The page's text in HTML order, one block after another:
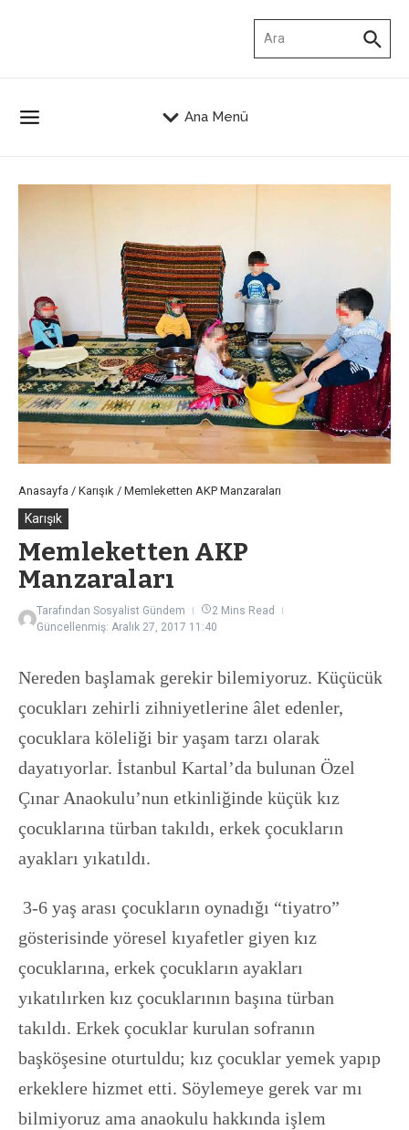
Ana Menü
Anasayfa / Karışık / Memleketten AKP Manzaraları
Karışık
Memleketten AKP
Manzaraları
Tarafından Sosyalist Gündem
2 Mins Read
Güncellenmiş: Aralık 27, 2017 11:40
Nereden başlamak gerekir bilemiyoruz. Küçücük
çocukları zehirli zihniyetlerine âlet edenler,
çocuklara köleliği bir yaşam tarzı olarak
dayatıyorlar. İstanbul Kartal’da bulunan Özel
Çınar Anaokulu’nun etkinliğinde küçük kız
çocuklarına türban takıldı, erkek çocukların
ayakları yıkatıldı.
3-6 yaş arası çocukların oynadığı “tiyatro”
gösterisinde yöresel kıyafetler giyen kız
çocuklarına, erkek çocukların ayakları
yıkatılırken kız çocuklarının başına türban
takıldı. Erkek çocuklar kurulan sofranın
başköşesine oturtuldu; kız çocuklar yemek yapıp
erkeklere hizmet etti. Söylemeye gerek var mı
bilmiyoruz ama anaokulu hakkında işlem